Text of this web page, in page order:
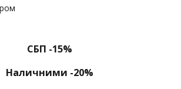
СБП -15%
Наличними -20%